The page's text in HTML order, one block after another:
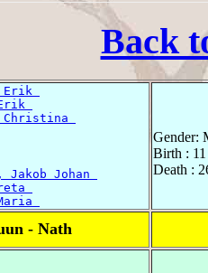
Back
Erik
Christina
Jakob Johan
Gender:
Birth :
Death :
- Nath